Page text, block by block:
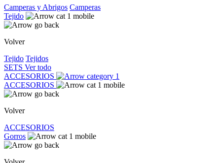
Camperas y Abrigos Camperas
Tejido
Volver
Tejido Tejidos
SETS Ver todo
ACCESORIOS
ACCESORIOS
Volver
ACCESORIOS
Gorros